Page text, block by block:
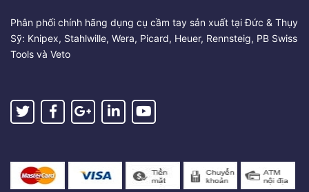
Phân phối chính hãng dụng cụ cầm tay sản xuất tại Đức & Thụy
Sỹ: Knipex, Stahlwille, Wera, Picard, Heuer, Rennsteig, PB Swiss
Tools và Veto